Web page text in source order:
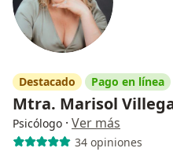
Destacado Pago en línea
Mtra. Marisol
Psicólogo · Ver más
34 opiniones